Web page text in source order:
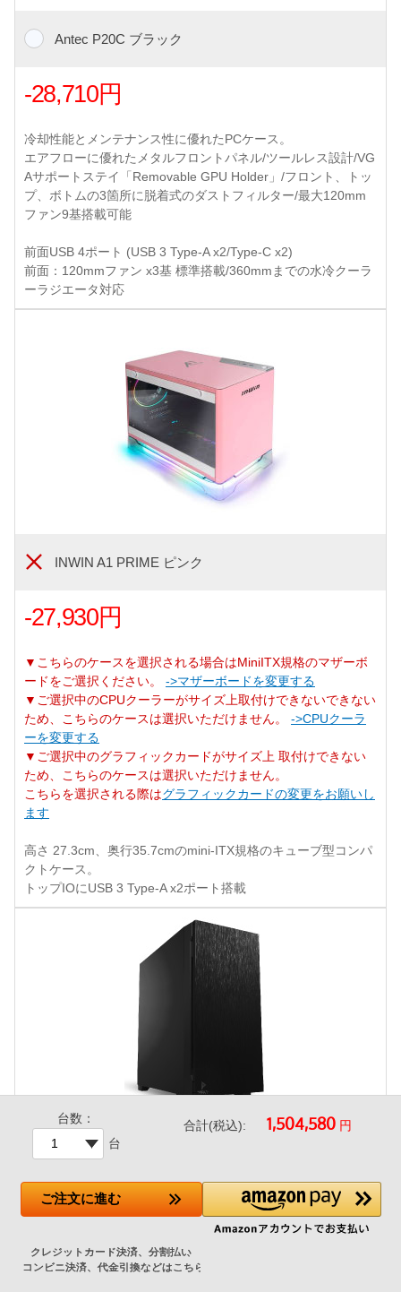
Antec P20C ブラック
-28,710円
冷却性能とメンテナンス性に優れたPCケース。
エアフローに優れたメタルフロントパネル/ツールレス設計/VG
Aサポートステイ「Removable GPU Holder」/フロント、トッ
プ、ボトムの3箇所に脱着式のダストフィルター/最大120mm
ファン9基搭載可能
前面USB 4ポート (USB 3 Type-A x2/Type-C x2)
前面：120mmファン x3基 標準搭載/360mmまでの水冷クーラ
ーラジエータ対応
INWIN A1 PRIME ピンク
-27,930円
▼こちらのケースを選択される場合はMiniITX規格のマザーボ
ードをご選択ください。 ->マザーボードを変更する
▼ご選択中のCPUクーラーがサイズ上取付けできないできない
ため、こちらのケースは選択いただけません。 ->CPUクーラ
ーを変更する
▼ご選択中のグラフィックカードがサイズ上 取付けできない
ため、こちらのケースは選択いただけません。
こちらを選択される際はグラフィックカードの変更をお願いし
ます
高さ 27.3cm、奥行35.7cmのmini-ITX規格のキューブ型コンパ
クトケース。
トップIOにUSB 3 Type-A x2ポート搭載
Antec P10 FLUX
-28,210円
択いただけません。
台数：
台
合計(税込): 円
ご注文に進む